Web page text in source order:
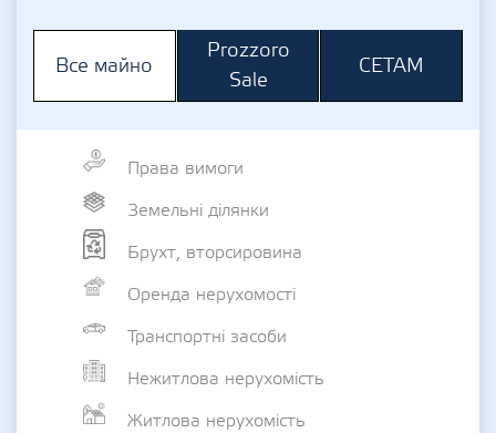
Все майно
Prozzoro
Sale
СЕТАМ
Права вимоги
Земельні ділянки
Брухт, вторсировина
Оренда нерухомості
Транспортні засоби
Нежитлова нерухомість
Житлова нерухомість